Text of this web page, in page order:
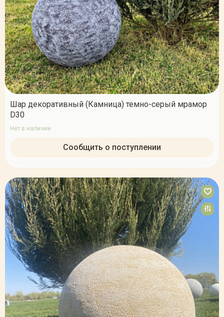
Шар декоративный (Камница) темно-серый мрамор
D30
Нет в наличии
Сообщить о поступлении